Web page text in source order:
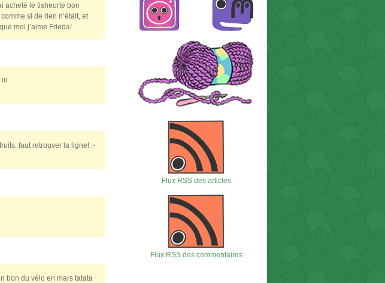
acheté le tisheurte bon
si de rien n’était, et
moi j’aime Frieda!
faut retrouver la ligne! :-
bon du vélo en mars tatata
Flux RSS des articles
Flux RSS des commentaires